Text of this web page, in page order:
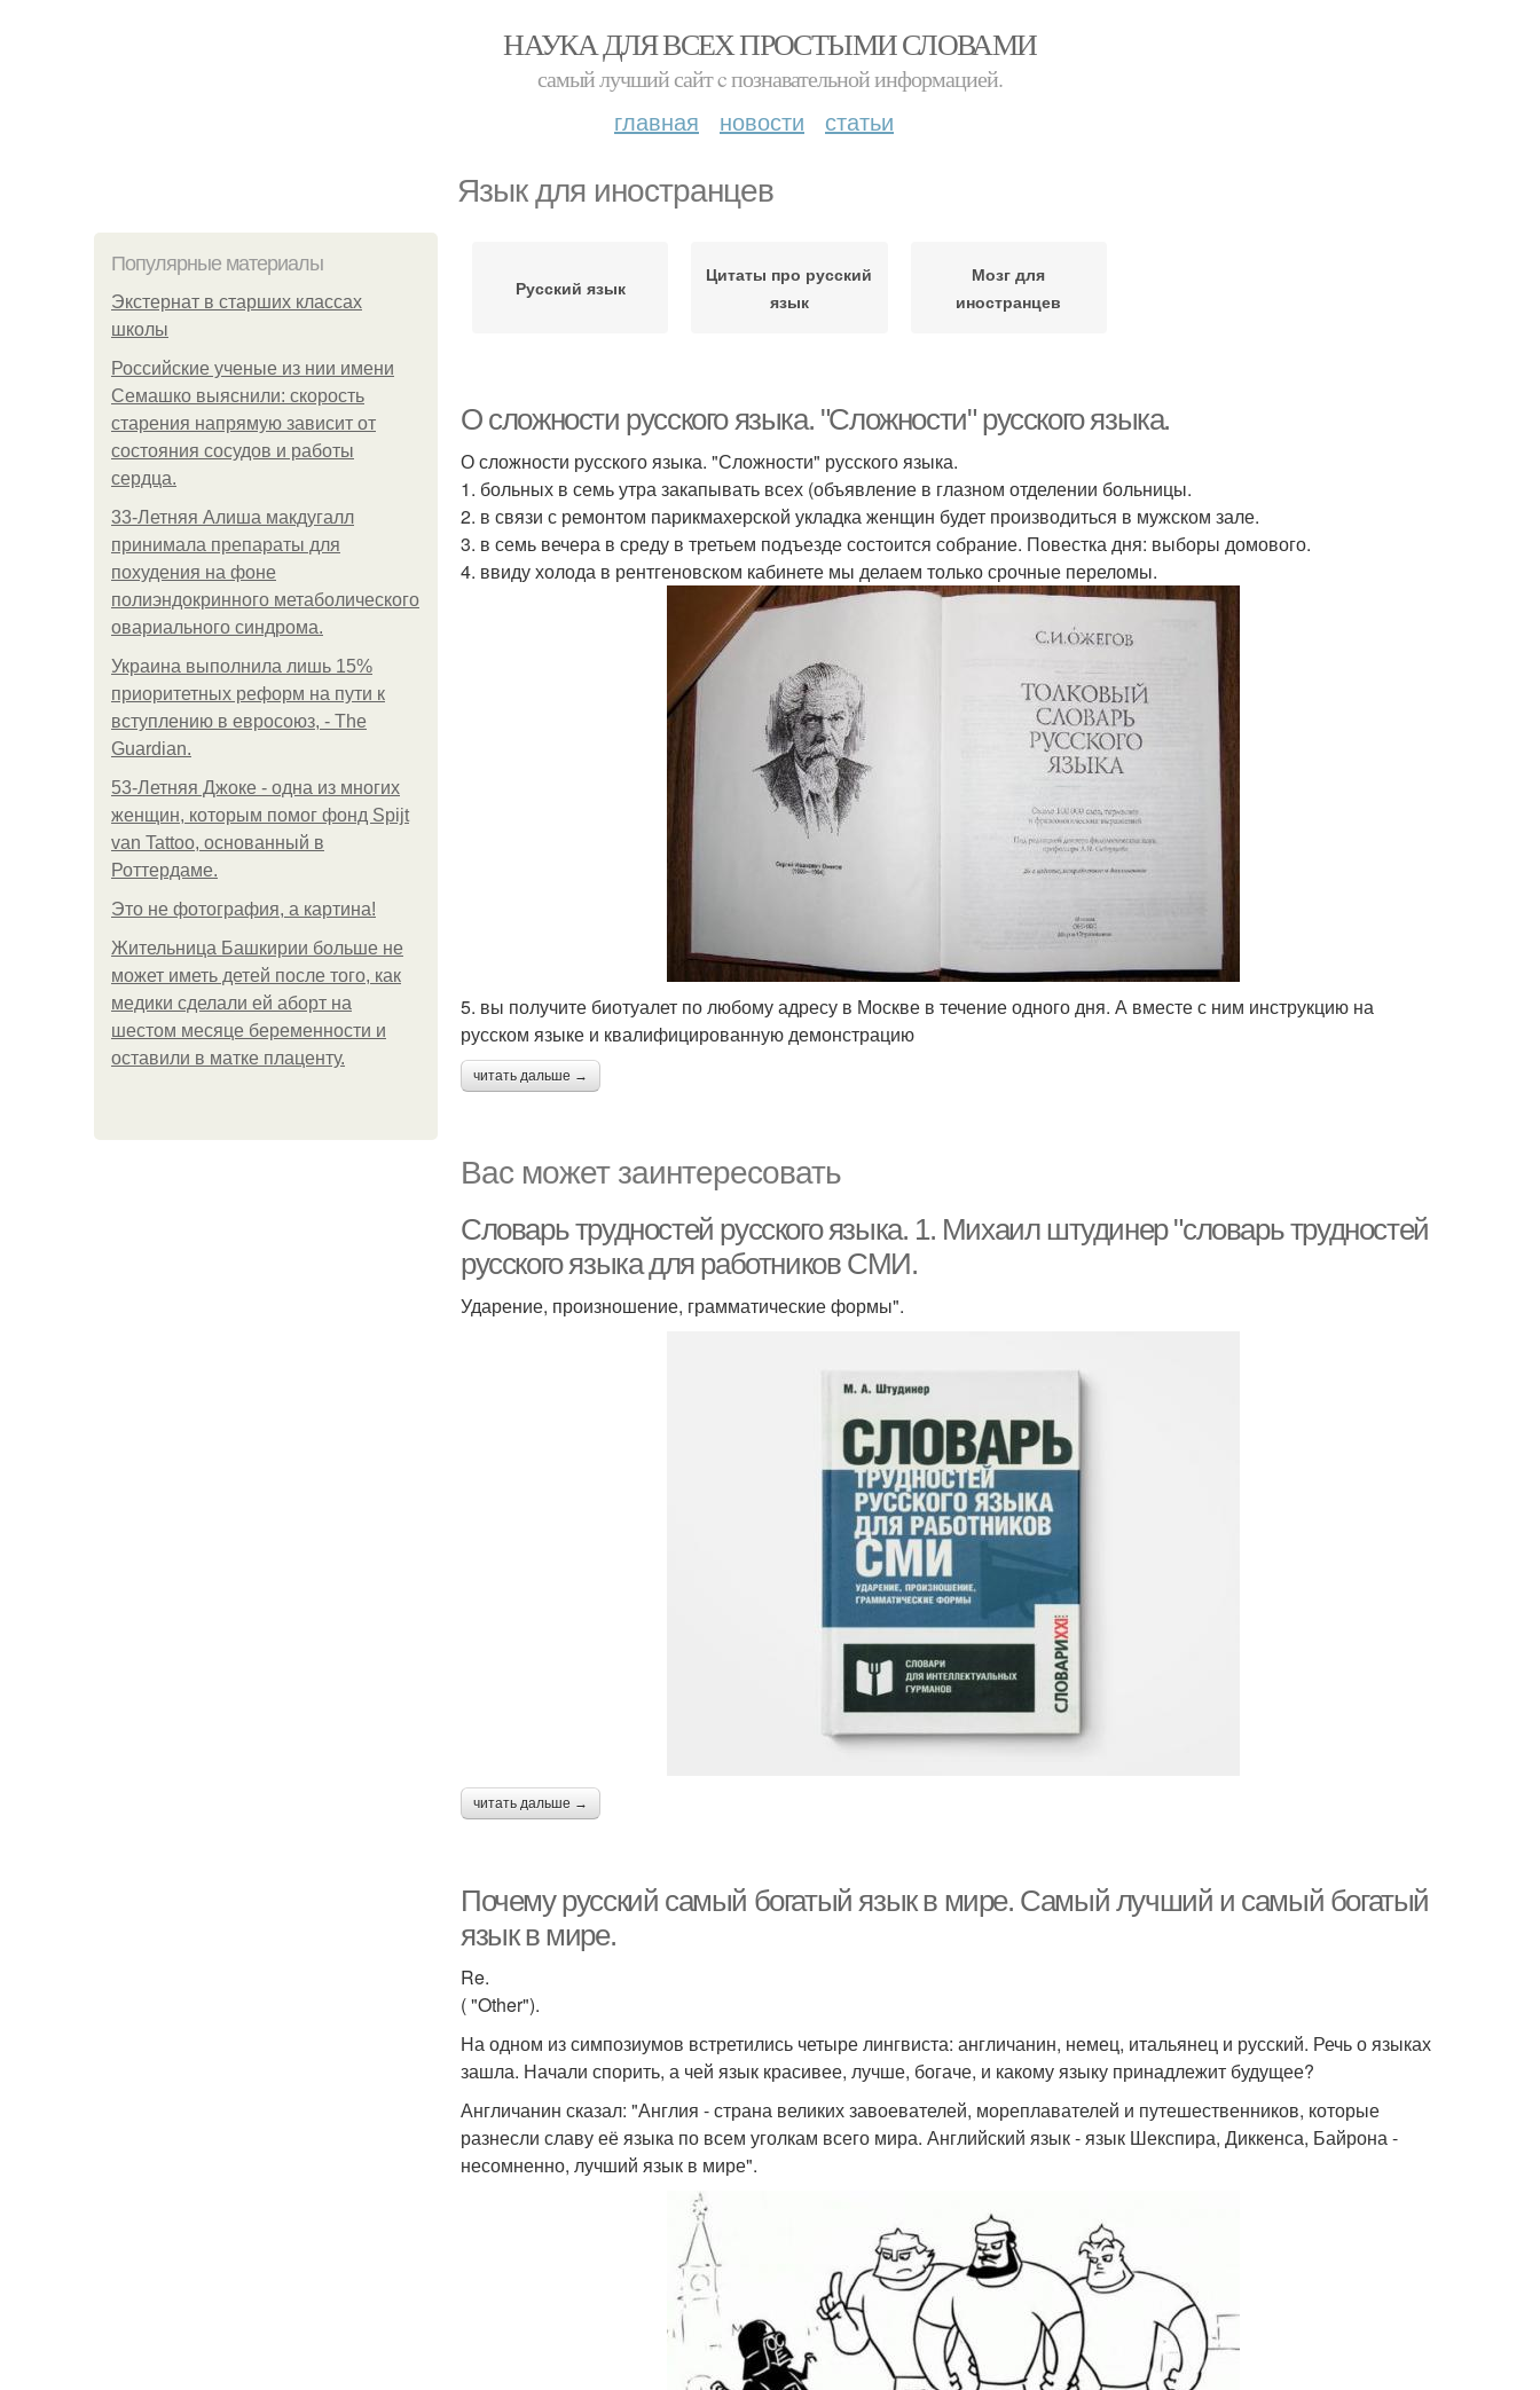
НАУКА ДЛЯ ВСЕХ ПРОСТЫМИ СЛОВАМИ
самый лучший сайт c познавательной информацией.
главная новости статьи
Язык для иностранцев
Популярные материалы
Экстернат в старших классах
школы
Российские ученые из нии имени
Семашко выяснили: скорость
старения напрямую зависит от
состояния сосудов и работы
сердца.
33-Летняя Алиша макдугалл
принимала препараты для
похудения на фоне
полиэндокринного метаболического
овариального синдрома.
Украина выполнила лишь 15%
приоритетных реформ на пути к
вступлению в евросоюз, - The
Guardian.
53-Летняя Джоке - одна из многих
женщин, которым помог фонд Spijt
van Tattoo, основанный в
Роттердаме.
Это не фотография, а картина!
Жительница Башкирии больше не
может иметь детей после того, как
медики сделали ей аборт на
шестом месяце беременности и
оставили в матке плаценту.
Русский язык
Цитаты про русский
язык
Мозг для
иностранцев
О сложности русского языка. "Сложности" русского языка.
О сложности русского языка. "Сложности" русского языка.
1. больных в семь утра закапывать всех (объявление в глазном отделении больницы.
2. в связи с ремонтом парикмахерской укладка женщин будет производиться в мужском зале.
3. в семь вечера в среду в третьем подъезде состоится собрание. Повестка дня: выборы домового.
4. ввиду холода в рентгеновском кабинете мы делаем только срочные переломы.
5. вы получите биотуалет по любому адресу в Москве в течение одного дня. А вместе с ним инструкцию на
русском языке и квалифицированную демонстрацию
читать дальше →
Вас может заинтересовать
Словарь трудностей русского языка. 1. Михаил штудинер "словарь трудностей
русского языка для работников СМИ.
Ударение, произношение, грамматические формы".
читать дальше →
Почему русский самый богатый язык в мире. Самый лучший и самый богатый
язык в мире.
Re.
( "Other").
На одном из симпозиумов встретились четыре лингвиста: англичанин, немец, итальянец и русский. Речь о языках
зашла. Начали спорить, а чей язык красивее, лучше, богаче, и какому языку принадлежит будущее?
Англичанин сказал: "Англия - страна великих завоевателей, мореплавателей и путешественников, которые
разнесли славу её языка по всем уголкам всего мира. Английский язык - язык Шекспира, Диккенса, Байрона -
несомненно, лучший язык в мире".